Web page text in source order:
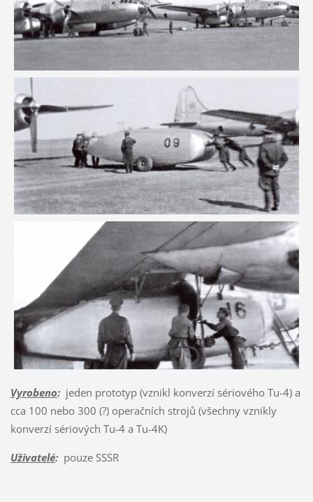
Vyrobeno:jeden prototyp (vznikl konverzí sériového Tu-4) a
cca 100 nebo 300 (?) operačních strojů (všechny vznikly
konverzí sériových Tu-4 a Tu-4K)
Uživatelé:pouze SSSR